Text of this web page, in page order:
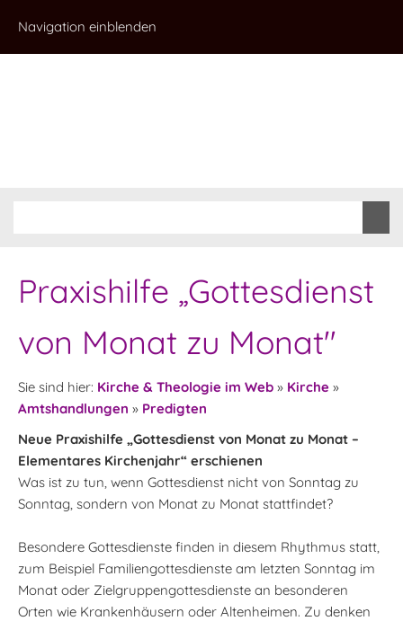
Navigation einblenden
Praxishilfe „Gottesdienst
von Monat zu Monat"
Sie sind hier: Kirche & Theologie im Web » Kirche »
Amtshandlungen » Predigten
Neue Praxishilfe „Gottesdienst von Monat zu Monat –
Elementares Kirchenjahr“ erschienen
Was ist zu tun, wenn Gottesdienst nicht von Sonntag zu
Sonntag, sondern von Monat zu Monat stattfindet?
Besondere Gottesdienste finden in diesem Rhythmus statt,
zum Beispiel Familiengottesdienste am letzten Sonntag im
Monat oder Zielgruppengottesdienste an besonderen
Orten wie Krankenhäusern oder Altenheimen. Zu denken